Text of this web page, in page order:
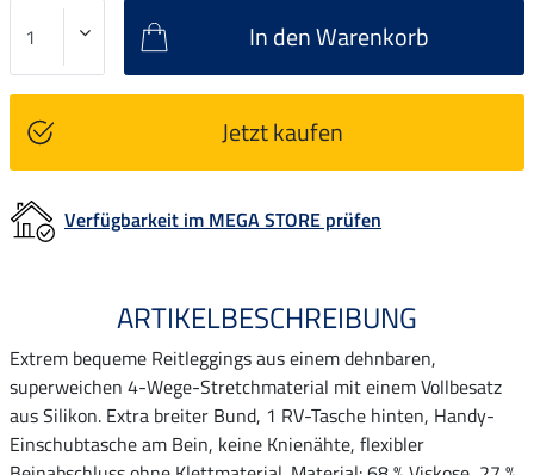
In den Warenkorb
Jetzt kaufen
Verfügbarkeit im MEGA STORE prüfen
ARTIKELBESCHREIBUNG
Extrem bequeme Reitleggings aus einem dehnbaren,
superweichen 4-Wege-Stretchmaterial mit einem Vollbesatz
aus Silikon. Extra breiter Bund, 1 RV-Tasche hinten, Handy-
Einschubtasche am Bein, keine Knienähte, flexibler